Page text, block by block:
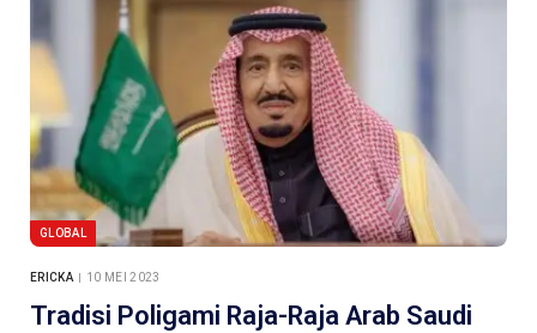
GLOBAL
ERICKA 10 MEI 2023
Tradisi Poligami Raja-Raja Arab Saudi